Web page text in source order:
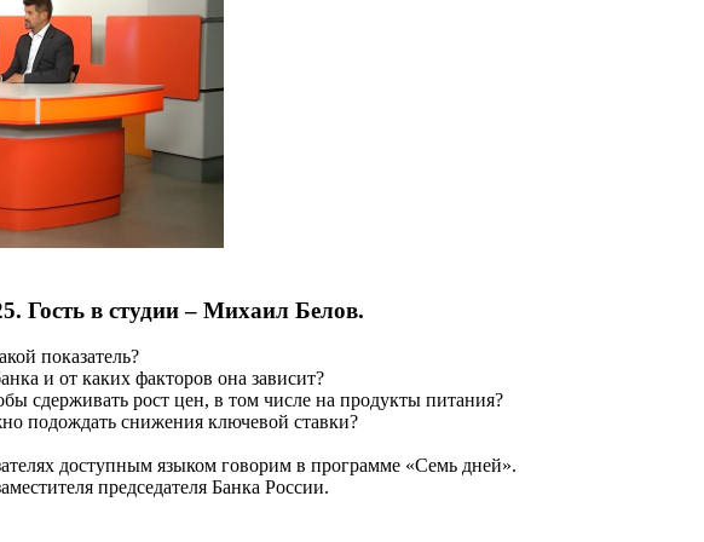
Гость в студии – Михаил Белов.
показатель?
и от каких факторов она зависит?
сдерживать рост цен, в том числе на продукты питания?
подождать снижения ключевой ставки?
доступным языком говорим в программе «Семь дней».
председателя Банка России.